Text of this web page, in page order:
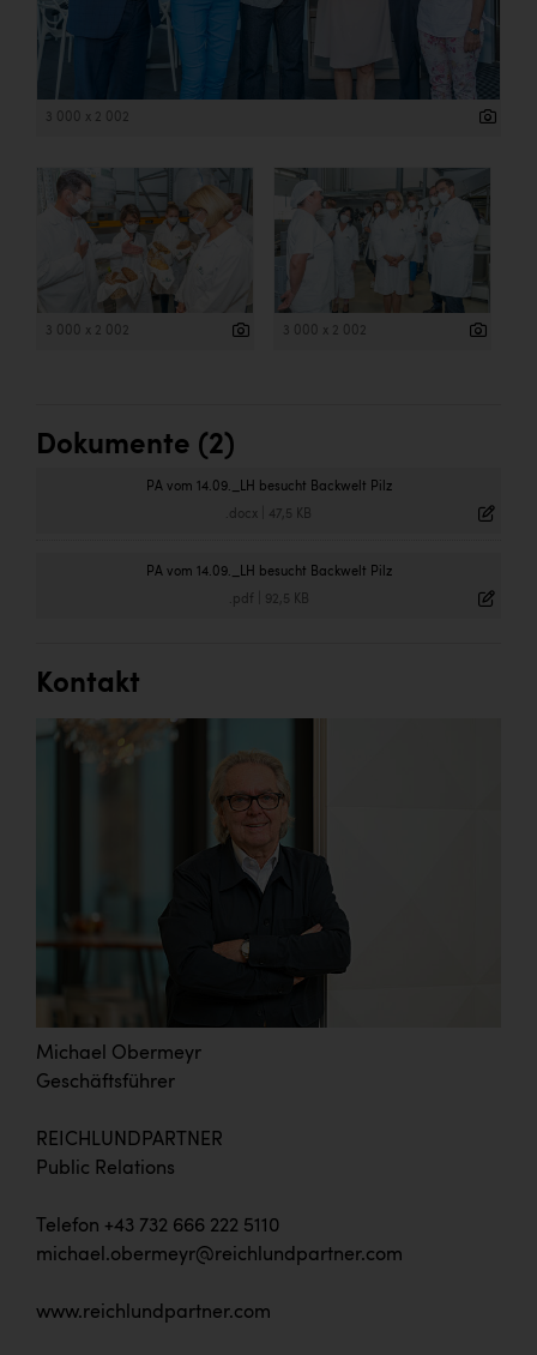
Dopgas
3 000 x 2 002
3 000 x 2 002 3 000 x 2 002
Dokumente (2)
PA vom 14.09._LH besucht Backwelt Pilz
.docx 47,5 KB
PA vom 14.09._LH besucht Backwelt Pilz
.pdf 92,5 KB
Kontakt
Michael Obermeyr
Geschäftsführer
REICHLUNDPARTNER
Public Relations
Telefon +43 732 666 222 5110
michael.obermeyr@reichlundpartner.com
www.reichlundpartner.com